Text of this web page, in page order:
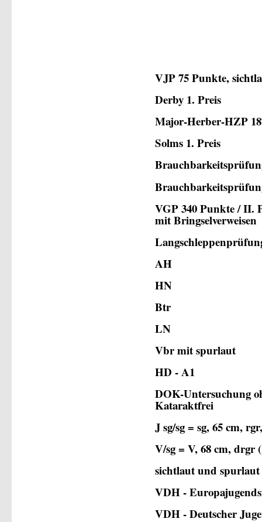
VJP 75 Punkte,
Derby 1. Preis
Major-Herber-HZP
Solms 1. Preis
VGP 340 Punkte / II.
mit Bringselverweisen
AH
HN
Btr
LN
Vbr mit spurlaut
HD - A1
DOK-Untersuchung
Kataraktfrei
J sg/sg = sg, 65 cm,
V/sg = V, 68 cm, drgr
sichtlaut und spurlaut
VDH -
VDH - Deutscher